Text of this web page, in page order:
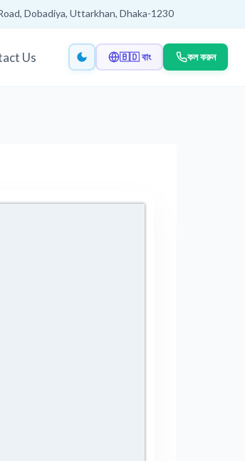
Dobadiya, Uttarkhan, Dhaka-1230
Us 🇧🇩 বাং কল করুন